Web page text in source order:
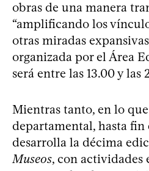
obras de una manera
“amplificando los
otras miradas
organizada por el Área
será entre las 13.00 y las
Mientras tanto, en lo
departamental, hasta fin
desarrolla la décima
Museos, con actividades